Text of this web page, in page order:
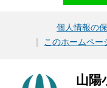
個人情報の
このホームペー
山陽